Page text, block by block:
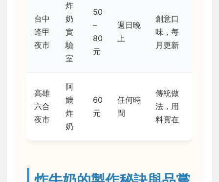
台中
逢甲
夜市
炸
奶
實
驗
室
50
–
80
元
週日晚
上
創意口
味，每
月更新
高雄
六合
夜市
阿
嬤
炸
奶
60
元
任何時
間
傳統做
法，用
料實在